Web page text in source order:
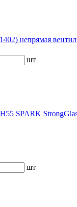
непрямая
шт
SPARK
шт